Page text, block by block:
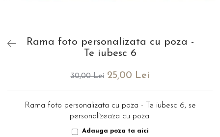
Plachete personalizate
Tricouri personalizate
Pix personalizat
Set cadou
Umerase Personalizate
Rama foto personalizata cu poza -
Te iubesc 6
30,00 Lei 25,00 Lei
Rama foto personalizata cu poza - Te iubesc 6, se
personalizeaza cu poza.
Adauga poza ta aici